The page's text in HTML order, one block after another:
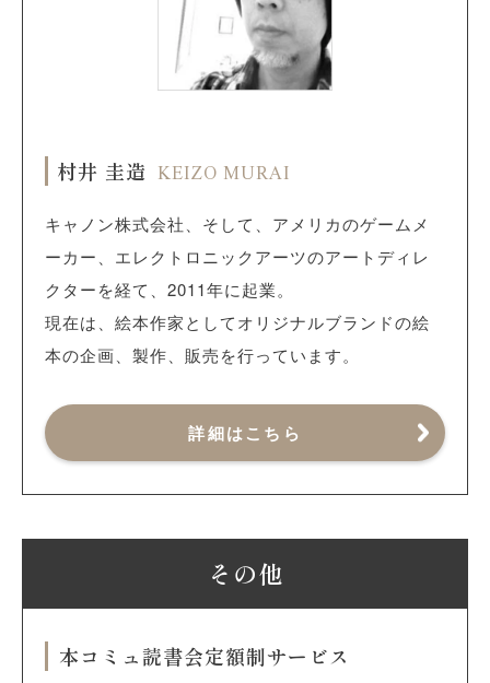
村井 圭造 KEIZO MURAI
キャノン株式会社、そして、アメリカのゲームメ
ーカー、エレクトロニックアーツのアートディレ
クターを経て、2011年に起業。
現在は、絵本作家としてオリジナルブランドの絵
本の企画、製作、販売を行っています。
詳細はこちら
その他
本コミュ読書会定額制サービス